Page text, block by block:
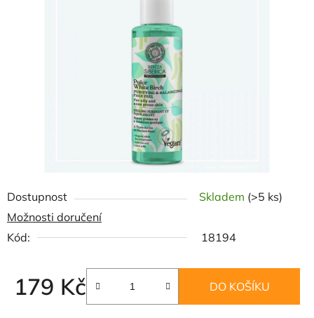
Dostupnost Skladem (>5 ks)
Možnosti doručení
Kód:
18194
179 Kč DO KOŠÍKU